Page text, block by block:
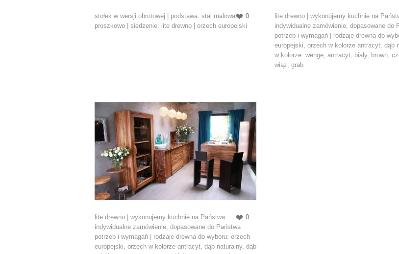
0
stołek w wersji obrotowej | podstawa: stal malowana
proszkowo | siedzenie: lite drewno | orzech europejski
lite drewno | wykonujemy kuchnie na
indywidualne zamówienie, dopasowane do
potrzeb i wymagań | rodzaje drewna do
europejski, orzech w kolorze antracyt, dąb
w kolorze: wenge, antracyt, biały, brown,
wiąz, grab
0
lite drewno | wykonujemy kuchnie na Państwa
indywidualne zamówienie, dopasowane do Państwa
potrzeb i wymagań | rodzaje drewna do wyboru: orzech
europejski, orzech w kolorze antracyt, dąb naturalny, dąb